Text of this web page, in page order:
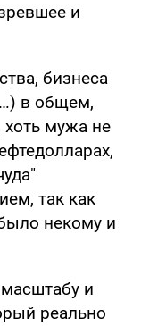
и
бизнеса
в общем,
мужа не
так как
некому и
и
реально